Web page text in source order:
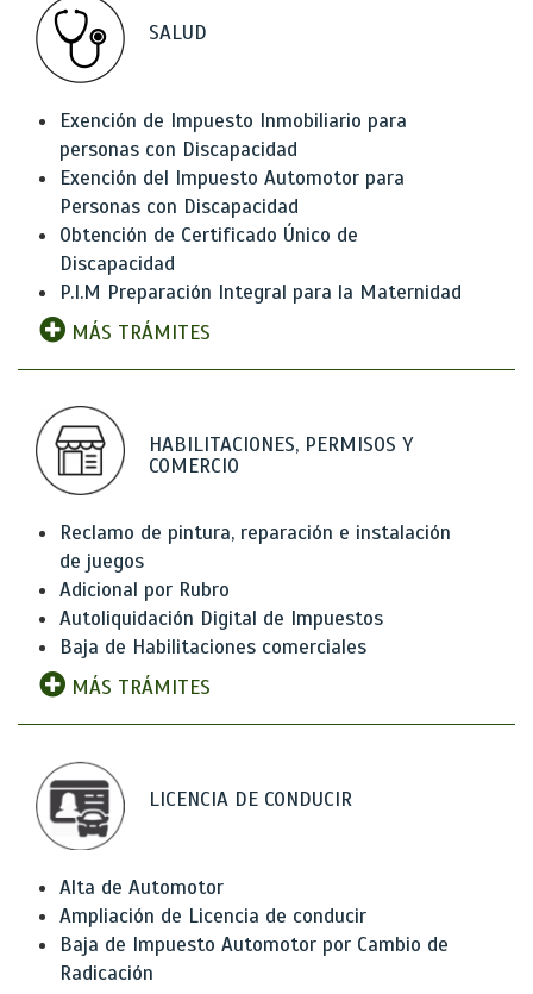
SALUD
Exención de Impuesto Inmobiliario para
personas con Discapacidad
Exención del Impuesto Automotor para
Personas con Discapacidad
Obtención de Certificado Único de
Discapacidad
P.I.M Preparación Integral para la Maternidad
MÁS TRÁMITES
HABILITACIONES, PERMISOS Y
COMERCIO
Reclamo de pintura, reparación e instalación
de juegos
Adicional por Rubro
Autoliquidación Digital de Impuestos
Baja de Habilitaciones comerciales
MÁS TRÁMITES
LICENCIA DE CONDUCIR
Alta de Automotor
Ampliación de Licencia de conducir
Baja de Impuesto Automotor por Cambio de
Radicación